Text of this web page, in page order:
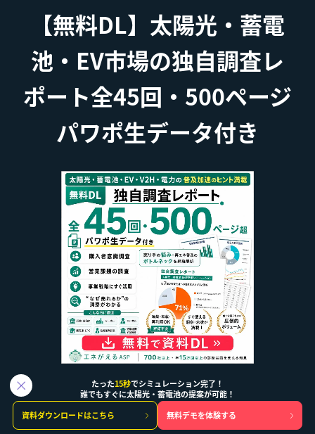
【無料DL】太陽光・蓄電
池・EV市場の独自調査レ
ポート全45回・500ページ
パワポ生データ付き
【無料DL】太陽光・蓄電池・EV市場の独自調査レポー
ト全45回・500ページパワポ生データ付きを今すぐダウ
ンロードしませんか？
たった15秒でシミュレーション完了！
誰でもすぐに太陽光・蓄電池の提案が可能！
資料ダウンロードはこちら
無料デモを体験する